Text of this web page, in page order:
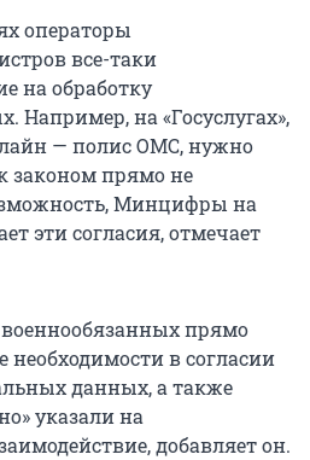
операторы
все-таки
на обработку
Например, на «Госуслугах»,
— полис ОМС, нужно
законом прямо не
Минцифры на
эти согласия, отмечает
военнообязанных прямо
необходимости в согласии
данных, а также
указали на
добавляет он.